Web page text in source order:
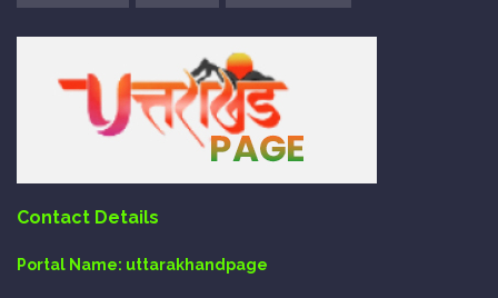
Contact Details
Portal Name: uttarakhandpage